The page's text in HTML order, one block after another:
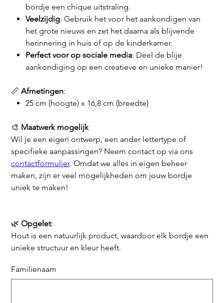
bordje een chique uitstraling.
Veelzijdig: Gebruik het voor het aankondigen van
het grote nieuws en zet het daarna als blijvende
herinnering in huis of op de kinderkamer.
Perfect voor op sociale media: Deel de blije
aankondiging op een creatieve en unieke manier!
📏Afmetingen:
25 cm (hoogte) x 16,8 cm (breedte)
🎨 Maatwerk mogelijk
Wil je een eigen ontwerp, een ander lettertype of
specifieke aanpassingen? Neem contact op via ons
contactformulier. Omdat we alles in eigen beheer
maken, zijn er veel mogelijkheden om jouw bordje
uniek te maken!
🌿Opgelet:
Hout is een natuurlijk product, waardoor elk bordje een
unieke structuur en kleur heeft.
Familienaam